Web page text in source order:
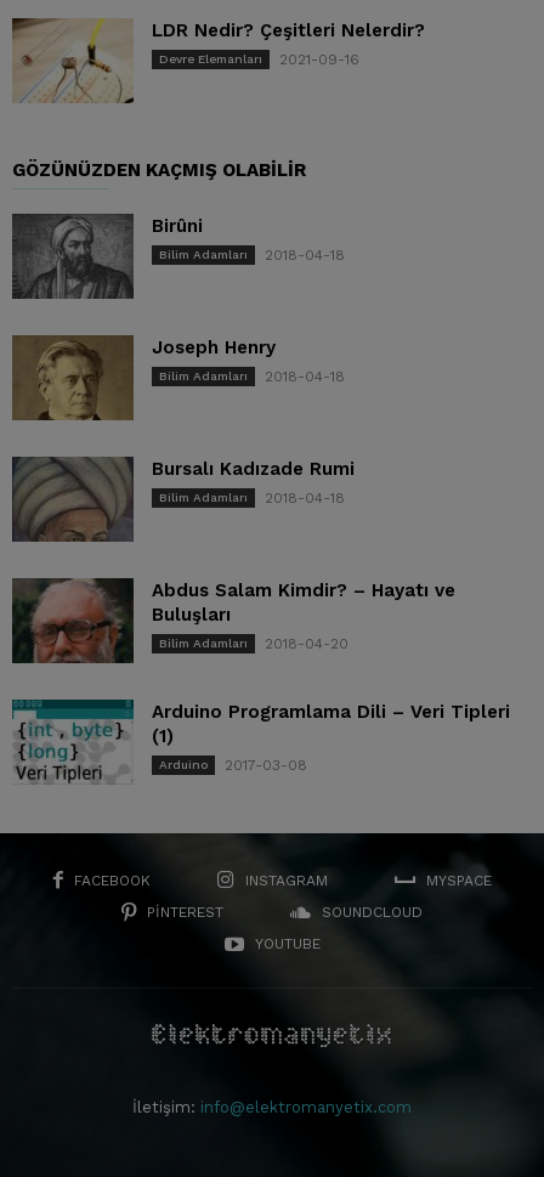
LDR Nedir? Çeşitleri Nelerdir?
Devre Elemanları 2021-09-16
GÖZÜNÜZDEN KAÇMIŞ OLABILIR
Birûni
Bilim Adamları 2018-04-18
Joseph Henry
Bilim Adamları 2018-04-18
Bursalı Kadızade Rumi
Bilim Adamları 2018-04-18
Abdus Salam Kimdir? – Hayatı ve
Buluşları
Bilim Adamları 2018-04-20
Arduino Programlama Dili – Veri Tipleri
(1)
Arduino 2017-03-08
FACEBOOK INSTAGRAM
MYSPACE
PINTEREST
SOUNDCLOUD
YOUTUBE
İletişim: info@elektromanyetix.com